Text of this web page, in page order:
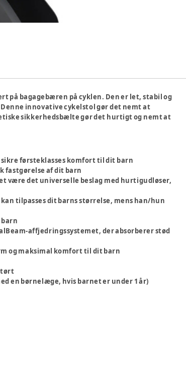
på bagagebæren på cyklen. Den er let, stabil og
innovative cykelstol gør det nemt at
sikkerhedsbælte gør det hurtigt og nemt at
sikre førsteklasses komfort til dit barn
fastgørelse af dit barn
være det universelle beslag med hurtigudløser,
tilpasses dit barns størrelse, mens han/hun
affjedringssystemet, der absorberer stød
og maksimal komfort til dit barn
tørt
en børnelæge, hvis barnet er under 1 år)